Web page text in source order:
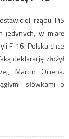
rządu PiS
jedynych, w miarę
F-16. Polska chce
deklarację złożył
Marcin Ociepa.
słówkami o